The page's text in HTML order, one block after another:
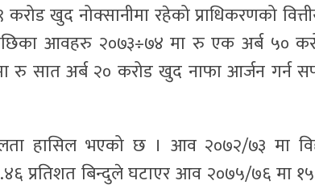
खुद नोक्सानीमा रहेको प्राधिकरणको
आवहरु २०७३÷७४ मा रु एक अर्ब ५०
रु सात अर्ब २० करोड खुद नाफा आर्जन गर्न
हासिल भएको छ । आव २०७२/७३ मा
प्रतिशत बिन्दुले घटाएर आव २०७५/७६ मा